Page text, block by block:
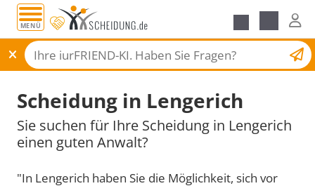
MENÜ
Scheidungsantrag
Scheidung in Lengerich
Sie suchen für Ihre Scheidung in Lengerich
einen guten Anwalt?
"In Lengerich haben Sie die Möglichkeit, sich vor